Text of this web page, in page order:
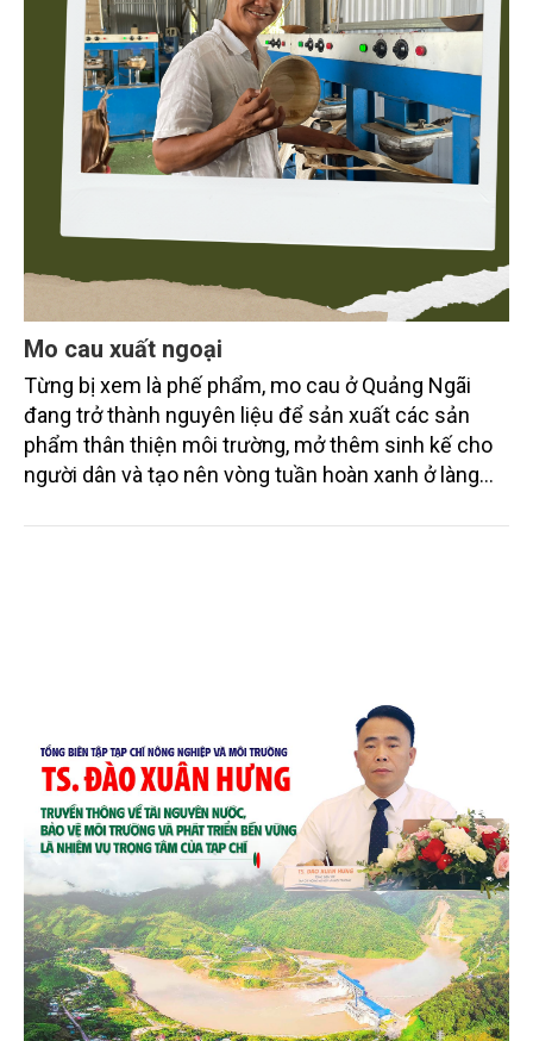
Mo cau xuất ngoại
Từng bị xem là phế phẩm, mo cau ở Quảng Ngãi
đang trở thành nguyên liệu để sản xuất các sản
phẩm thân thiện môi trường, mở thêm sinh kế cho
người dân và tạo nên vòng tuần hoàn xanh ở làng
chén, dĩa... từ mo cau đã được thị trường trong nước